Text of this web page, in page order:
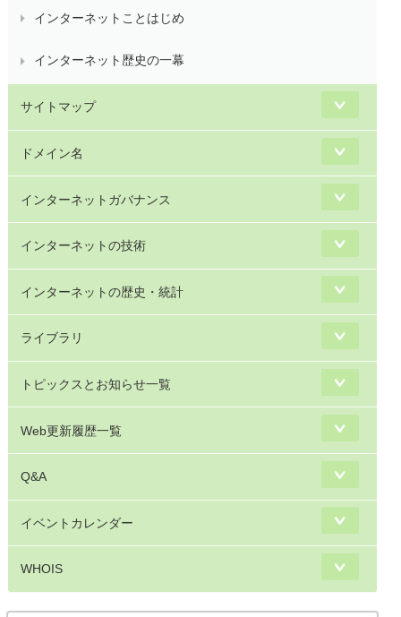
インターネットことはじめ
インターネット歴史の一幕
サイトマップ
ドメイン名
インターネットガバナンス
インターネットの技術
インターネットの歴史・統計
ライブラリ
トピックスとお知らせ一覧
Web更新履歴一覧
Q&A
イベントカレンダー
WHOIS